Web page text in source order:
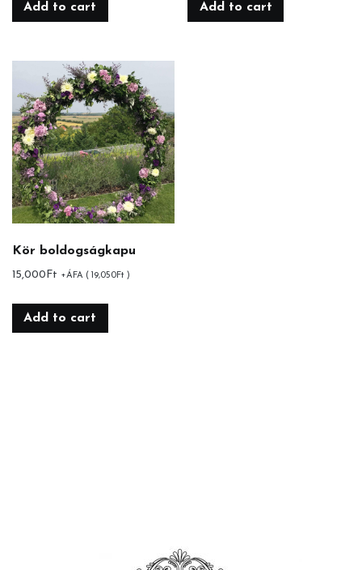
Add to cart Add to cart
Kör boldogságkapu
15,000 Ft +ÁFA ( 19,050Ft )
Add to cart